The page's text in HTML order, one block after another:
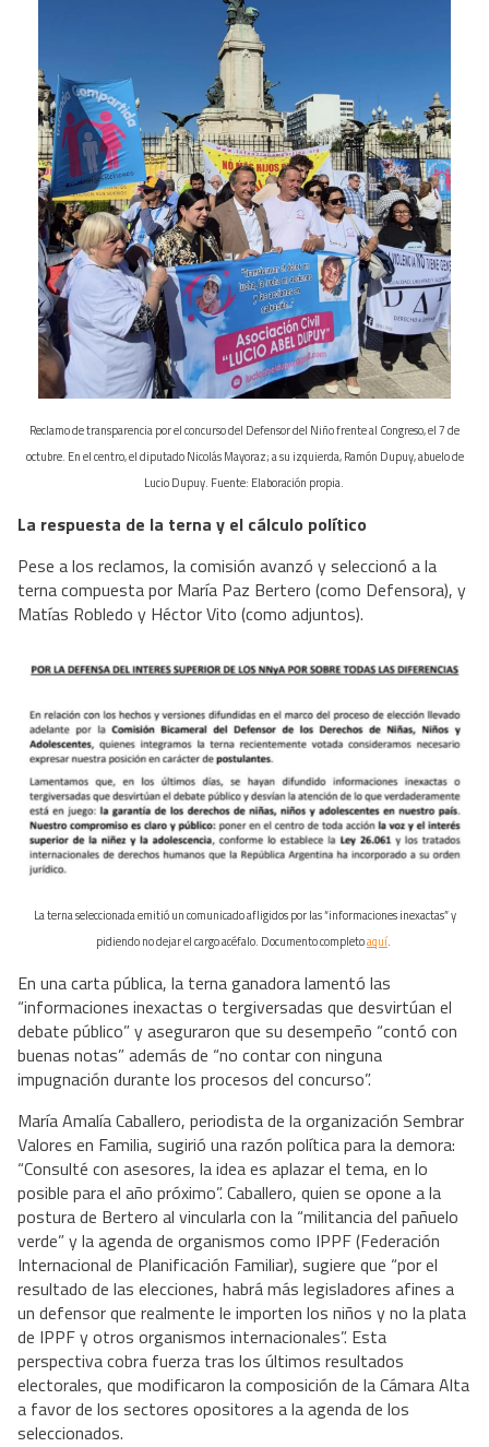
Reclamo de transparencia por el concurso del Defensor del Niño frente al Congreso, el 7 de
octubre. En el centro, el diputado Nicolás Mayoraz; a su izquierda, Ramón Dupuy, abuelo de
Lucio Dupuy. Fuente: Elaboración propia.
La respuesta de la terna y el cálculo político
Pese a los reclamos, la comisión avanzó y seleccionó a la
terna compuesta por María Paz Bertero (como Defensora), y
Matías Robledo y Héctor Vito (como adjuntos).
La terna seleccionada emitió un comunicado afligidos por las “informaciones inexactas” y
pidiendo no dejar el cargo acéfalo. Documento completoaquí.
En una carta pública, la terna ganadora lamentó las
“informaciones inexactas o tergiversadas que desvirtúan el
debate público” y aseguraron que su desempeño “contó con
buenas notas” además de “no contar con ninguna
impugnación durante los procesos del concurso”.
María Amalía Caballero, periodista de la organización Sembrar
Valores en Familia, sugirió una razón política para la demora:
“Consulté con asesores, la idea es aplazar el tema, en lo
posible para el año próximo”. Caballero, quien se opone a la
postura de Bertero al vincularla con la “militancia del pañuelo
verde” y la agenda de organismos como IPPF (Federación
Internacional de Planificación Familiar), sugiere que “por el
resultado de las elecciones, habrá más legisladores afines a
un defensor que realmente le importen los niños y no la plata
de IPPF y otros organismos internacionales”. Esta
perspectiva cobra fuerza tras los últimos resultados
electorales, que modificaron la composición de la Cámara Alta
a favor de los sectores opositores a la agenda de los
seleccionados.